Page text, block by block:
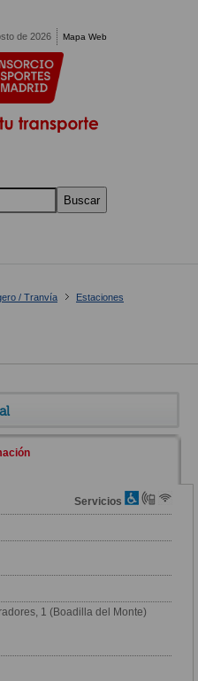
de 2026 Mapa Web
Buscar
/ Tranvía
Estaciones
Servicios
1 (Boadilla del Monte)